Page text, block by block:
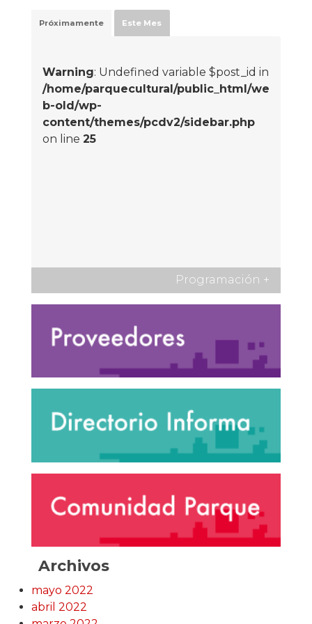
Próximamente Este Mes
Warning: Undefined variable $post_id in
/home/parquecultural/public_html/we
b-old/wp-
content/themes/pcdv2/sidebar.php
on line 25
Programación +
Archivos
mayo 2022
abril 2022